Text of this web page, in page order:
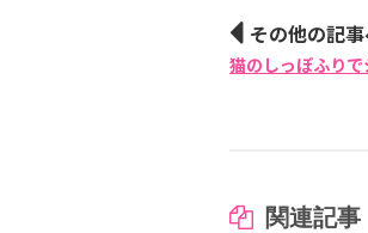
その他の記
猫のしっぽふりで
関連記事